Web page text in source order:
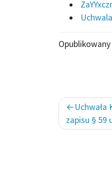
wpisu
zapisu § 59